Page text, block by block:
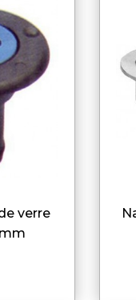
RAPIDE
nable eau laiton chromé